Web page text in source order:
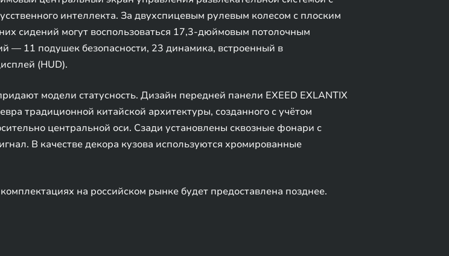
интеллекта. За двухспицевым рулевым колесом с плоским
сидений могут воспользоваться 17,3-дюймовым потолочным
— 11 подушек безопасности, 23 динамика, встроенный в
(HUD).
модели статусность. Дизайн передней панели EXEED EXLANTIX
традиционной китайской архитектуры, созданного с учётом
центральной оси. Сзади установлены сквозные фонари с
В качестве декора кузова используются хромированные
на российском рынке будет предоставлена позднее.